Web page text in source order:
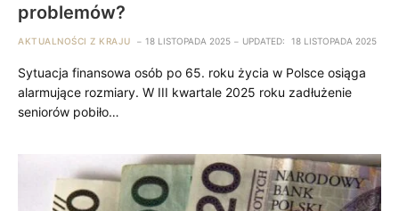
problemów?
AKTUALNOŚCI Z KRAJU 18 LISTOPADA 2025 UPDATED: 18 LISTOPADA 2025
Sytuacja finansowa osób po 65. roku życia w Polsce osiąga
alarmujące rozmiary. W III kwartale 2025 roku zadłużenie
seniorów pobiło…